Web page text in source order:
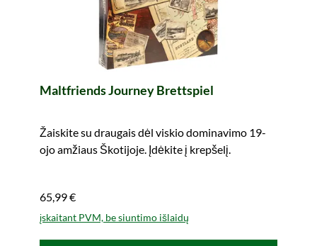
Maltfriends Journey Brettspiel
Žaiskite su draugais dėl viskio dominavimo 19-
ojo amžiaus Škotijoje. Įdėkite į krepšelį.
65,99 €
įskaitant PVM, be siuntimo išlaidų